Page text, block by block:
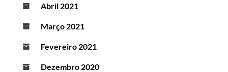
Abril 2021
Março 2021
Fevereiro 2021
Dezembro 2020